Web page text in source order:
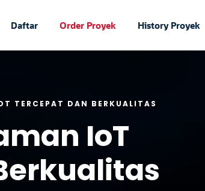
Daftar Order Proyek History Proyek
TERCEPAT DAN BERKUALITAS
IoT